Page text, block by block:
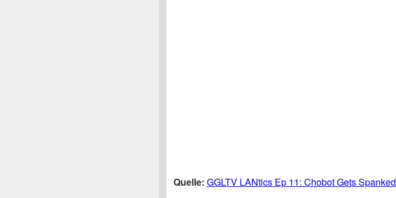
Quelle: GGLTV LANtics Ep 11: Chobot Gets Spanked